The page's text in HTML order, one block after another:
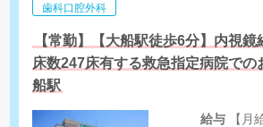
歯科口腔外科
【常勤】【大船駅徒歩6分】内視
床数247床有する救急指定病院での
船駅
給与